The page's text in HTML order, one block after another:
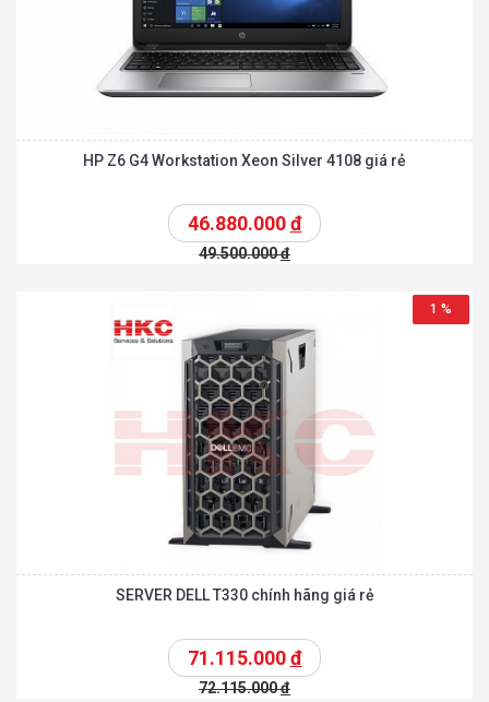
HP Z6 G4 Workstation Xeon Silver 4108 giá rẻ
46.880.000đ
49.500.000đ
1 %
SERVER DELL T330 chính hãng giá rẻ
71.115.000đ
72.115.000đ